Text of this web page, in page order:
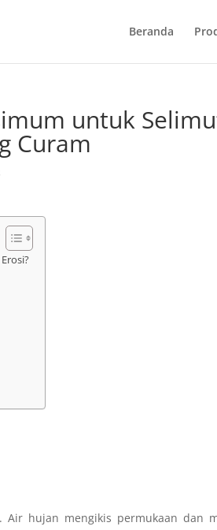
Beranda
untuk
Curam
hujan mengikis permukaan dan